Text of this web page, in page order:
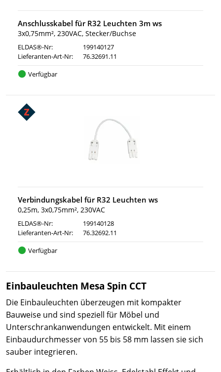
Anschlusskabel für R32 Leuchten 3m ws
3x0,75mm², 230VAC, Stecker/Buchse
ELDAS®-Nr:
199140127
Lieferanten-Art-Nr:
76.32691.11
Verfügbar
Verbindungskabel für R32 Leuchten ws
0,25m, 3x0,75mm², 230VAC
ELDAS®-Nr:
199140128
Lieferanten-Art-Nr:
76.32692.11
Verfügbar
Einbauleuchten Mesa Spin CCT
Die Einbauleuchten überzeugen mit kompakter
Bauweise und sind speziell für Möbel und
Unterschrankanwendungen entwickelt. Mit einem
Einbaudurchmesser von 55 bis 58 mm lassen sie sich
sauber integrieren.